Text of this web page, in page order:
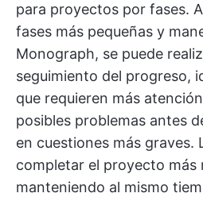
para proyectos por fases.
fases más pequeñas y
Monograph, se puede
seguimiento del progreso,
que requieren más
posibles problemas antes
en cuestiones más graves.
completar el proyecto más
manteniendo al mismo